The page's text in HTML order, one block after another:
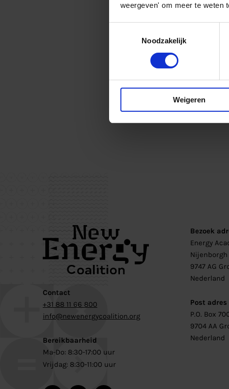
weergeven' om meer te weten
Noodzakelijk
Weigeren
Contact
+31 88 11 66 800
info@newenergycoalition.org
Bereikbaarheid
Ma-Do: 8:30-17:00 uur
Vrijdag: 8:30-11:00 uur
Bezoek
Energy
Nijenborgh
9747 AG
Nederland
Post adres
P.O. Box
9704 AA
Nederland